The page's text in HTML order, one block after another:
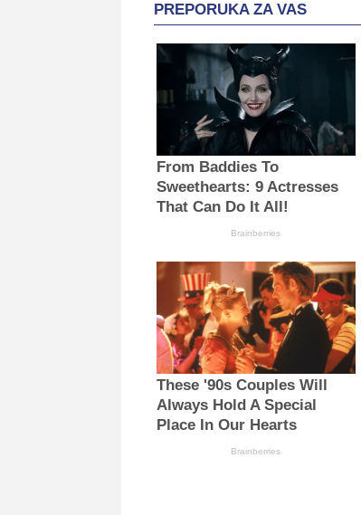
PREPORUKA ZA VAS
From Baddies To
Sweethearts: 9 Actresses
That Can Do It All!
Brainberries
These '90s Couples Will
Always Hold A Special
Place In Our Hearts
Brainberries